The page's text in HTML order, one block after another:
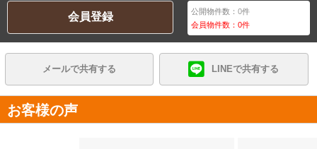
会員登録 公開物件数：0件
会員物件数：0件
メールで共有する LINEで共有する
お客様の声